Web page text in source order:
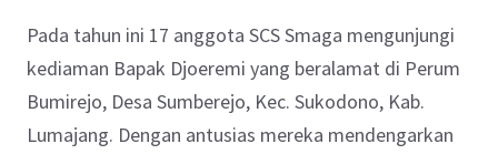
Pada tahun ini 17 anggota SCS Smaga mengunjungi
kediaman Bapak Djoeremi yang beralamat di Perum
Bumirejo, Desa Sumberejo, Kec. Sukodono, Kab.
Lumajang. Dengan antusias mereka mendengarkan